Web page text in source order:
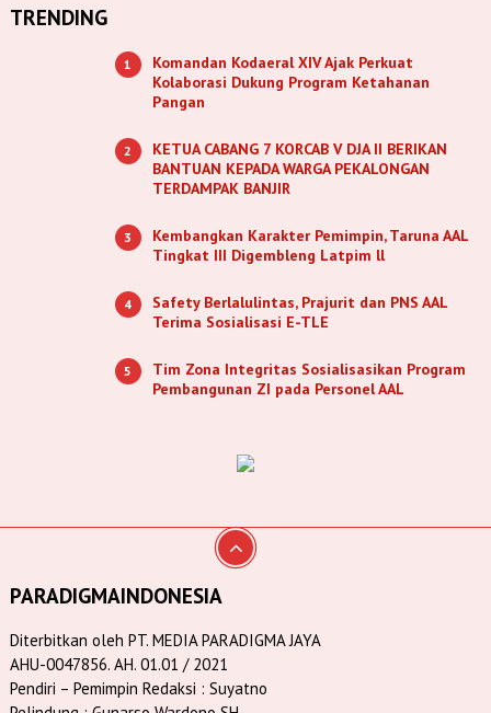
TRENDING
1
Komandan Kodaeral XIV Ajak Perkuat
Kolaborasi Dukung Program Ketahanan
Pangan
2
KETUA CABANG 7 KORCAB V DJA II BERIKAN
BANTUAN KEPADA WARGA PEKALONGAN
TERDAMPAK BANJIR
3
Kembangkan Karakter Pemimpin, Taruna AAL
Tingkat III Digembleng Latpim ll
4
Safety Berlalulintas, Prajurit dan PNS AAL
Terima Sosialisasi E-TLE
5
Tim Zona Integritas Sosialisasikan Program
Pembangunan ZI pada Personel AAL
PARADIGMAINDONESIA
Diterbitkan oleh PT. MEDIA PARADIGMA JAYA
AHU-0047856. AH. 01.01 / 2021
Pendiri – Pemimpin Redaksi : Suyatno